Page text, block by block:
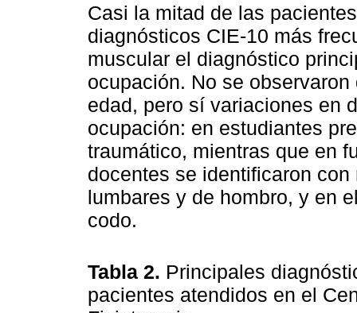
Casi la mitad de las
diagnósticos CIE-10 más
muscular el diagnóstico
ocupación. No se
edad, pero sí variaciones en
ocupación: en estudiantes
traumático, mientras que en
docentes se identificaron
lumbares y de hombro, y en
codo.
Tabla 2. Principales
pacientes atendidos en el